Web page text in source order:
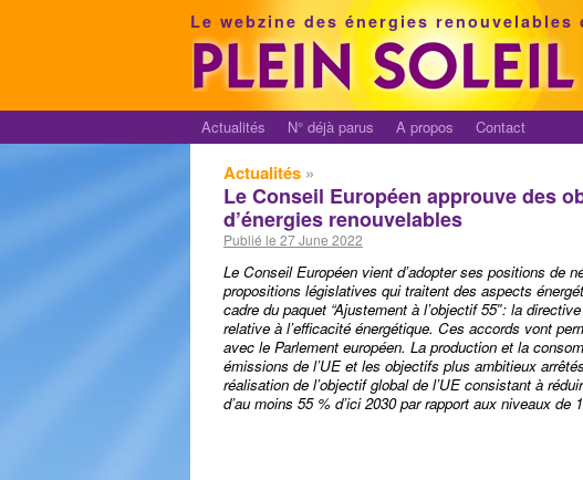
Le webzine des énergies renouvelables
Actualités N° déjà parus A propos Contact
Actualités »
Le Conseil Européen approuve des
d’énergies renouvelables
Publié le 27 June 2022
Le Conseil Européen vient d’adopter ses positions de
propositions législatives qui traitent des aspects
cadre du paquet “Ajustement à l’objectif 55″: la
relative à l’efficacité énergétique. Ces accords vont
avec le Parlement européen. La production et la
émissions de l’UE et les objectifs plus ambitieux
réalisation de l’objectif global de l’UE consistant à
d’au moins 55 % d’ici 2030 par rapport aux niveaux